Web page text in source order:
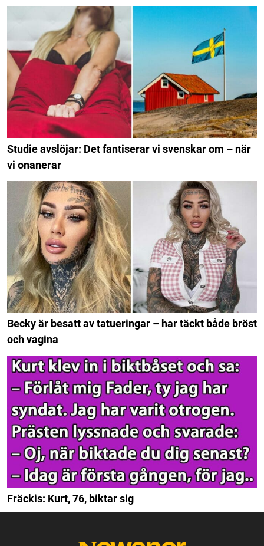
Studie avslöjar: Det fantiserar vi svenskar om – när
vi onanerar
Becky är besatt av tatueringar – har täckt både bröst
och vagina
Fräckis: Kurt, 76, biktar sig